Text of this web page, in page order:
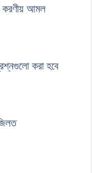
করণীয় আমল
করা হবে